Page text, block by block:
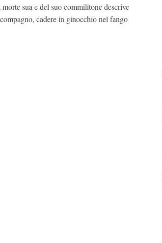
sua e del suo commilitone descrive
cadere in ginocchio nel fango